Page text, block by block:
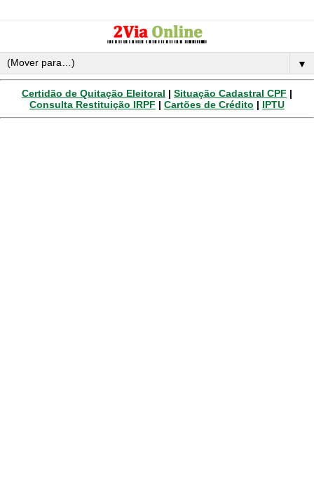
▼
Certidão de Quitação Eleitoral | Situação Cadastral CPF |
Consulta Restituição IRPF | Cartões de Crédito | IPTU